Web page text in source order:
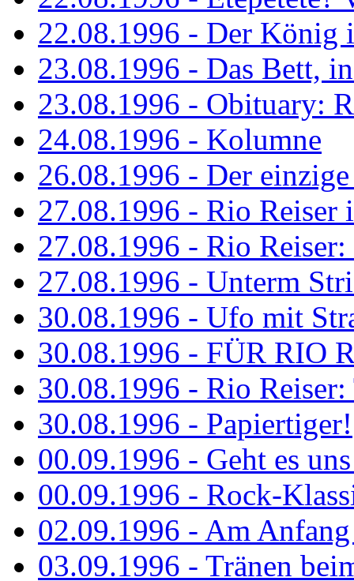
22.08.1996 - Der König
23.08.1996 - Das Bett,
23.08.1996 - Obituary:
24.08.1996 - Kolumne
26.08.1996 - Der
27.08.1996 - Rio Reiser
27.08.1996 - Rio
27.08.1996 - Unterm
30.08.1996 - Ufo mit
30.08.1996 - FÜR RIO
30.08.1996 - Rio
30.08.1996 - Papiertiger!
00.09.1996 - Geht es
00.09.1996 - Rock-
02.09.1996 - Am
03.09.1996 - Tränen